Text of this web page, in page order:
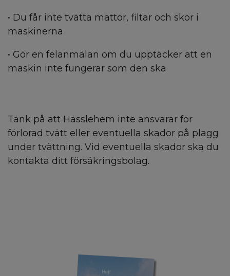
• Du får inte tvätta mattor, filtar och skor i
maskinerna
• Gör en felanmälan om du upptäcker att en
maskin inte fungerar som den ska
Tänk på att Hässlehem inte ansvarar för
förlorad tvätt eller eventuella skador på plagg
under tvättning. Vid eventuella skador ska du
kontakta ditt försäkringsbolag.